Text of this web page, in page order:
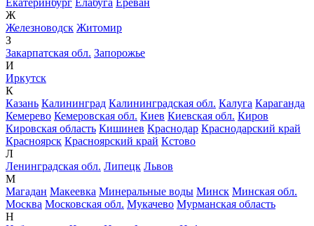
Ж
Железноводск Житомир
З
Закарпатская обл. Запорожье
И
Иркутск
К
Казань Калининград Калининградская обл. Калуга Караганда
Кемерево Кемеровская обл. Киев Киевская обл. Киров
Кировская область Кишинев Краснодар Краснодарский край
Красноярск Красноярский край Кстово
Л
Ленинградская обл. Липецк Львов
М
Магадан Макеевка Минеральные воды Минск Минская обл.
Москва Московская обл. Мукачево Мурманская область
Н